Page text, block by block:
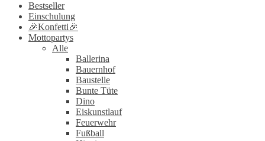
Bestseller
Einschulung
🎉Konfetti🎉
Mottopartys
Alle
Ballerina
Bauernhof
Baustelle
Bunte Tüte
Dino
Eiskunstlauf
Feuerwehr
Fußball